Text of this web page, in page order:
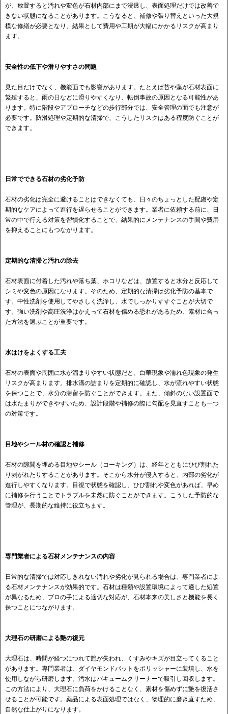
が、放置すると汚れや変色が石材内部にまで浸透し、表面処理だけでは改善で
きない状態になることがあります。こうなると、補修や張り替えといった大規
模な修繕が必要となり、結果として費用や工期が大幅にかかるリスクが高まり
ます。
安全性の低下や滑りやすさの問題
見た目だけでなく、機能面でも影響があります。たとえば苔や藻が石材表面に
繁殖すると、雨の日などに滑りやすくなり、転倒事故の原因となる可能性があ
ります。特に階段やアプローチなどの歩行部分では、安全管理の面でも注意が
必要です。防滑処理や定期的な清掃で、こうしたリスクはある程度防ぐことが
できます。
日常でできる石材の劣化予防
石材の劣化は完全に避けることはできなくても、日々のちょっとした配慮や定
期的なケアによって進行を遅らせることができます。業者に依頼する前に、日
常の中で行える対策を習慣化することで、結果的にメンテナンスの手間や費用
を抑えることにもつながります。
定期的な清掃と汚れの除去
石材表面に付着した汚れや落ち葉、ホコリなどは、放置すると水分と反応して
シミや変色の原因になります。そのため、定期的な清掃は劣化予防の基本で
す。中性洗剤を使用してやさしく洗浄し、水でしっかりすすぐことが大切で
す。強い洗剤や高圧洗浄はかえって石材を傷める恐れがあるため、素材に合っ
た方法を選ぶことが重要です。
水はけをよくする工夫
石材の表面や周囲に水が溜まりやすい状態だと、白華現象や濡れ色現象の発生
リスクが高まります。排水溝の詰まりを定期的に確認し、水が流れやすい状態
を保つことで、水分の滞留を防ぐことができます。また、傾斜のない設置面で
は水たまりができやすいため、設計段階や補修の際に勾配を見直すことも一つ
の対策です。
目地やシール材の確認と補修
石材の隙間を埋める目地やシール（コーキング）は、経年とともにひび割れた
り剥がれたりすることがあります。そこから水分が侵入すると、内部の劣化が
進行しやすくなります。目視で状態を確認し、ひび割れや変色があれば、早め
に補修を行うことでトラブルを未然に防ぐことができます。こうした予防的な
管理が、長期的な維持に役立ちます。
専門業者による石材メンテナンスの内容
日常的な清掃では対応しきれない汚れや劣化が見られる場合は、専門業者によ
る石材メンテナンスが効果的です。石材は種類や設置環境によって適した処置
が異なるため、プロの手による適切な対応が、石材本来の美しさと機能を長く
保つことにつながります。
大理石の研磨による艶の復元
大理石は、時間が経つにつれて艶が失われ、くすみやキズが目立ってくること
があります。専門業者は、ダイヤモンドパットをポリッシャーに装填し、水を
使用しながら研磨します。汚水はバキュームクリーナーで吸引し回収します。
この方法により、大理石に負荷をかけることなく、素材を傷めずに艶を復活さ
せることが可能です。薬品による表面処理ではなく、物理的に磨き直すため、
自然な仕上がりになります。